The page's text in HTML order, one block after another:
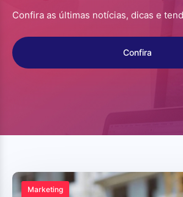
Confira as últimas notícias, dicas e
Confira
Marketing